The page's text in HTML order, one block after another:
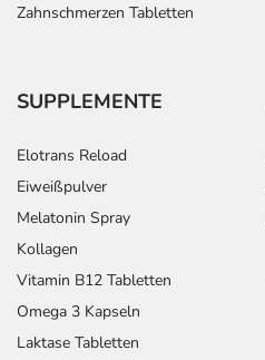
Zahnschmerzen Tabletten
SUPPLEMENTE
Elotrans Reload
Eiweißpulver
Melatonin Spray
Kollagen
Vitamin B12 Tabletten
Omega 3 Kapseln
Laktase Tabletten